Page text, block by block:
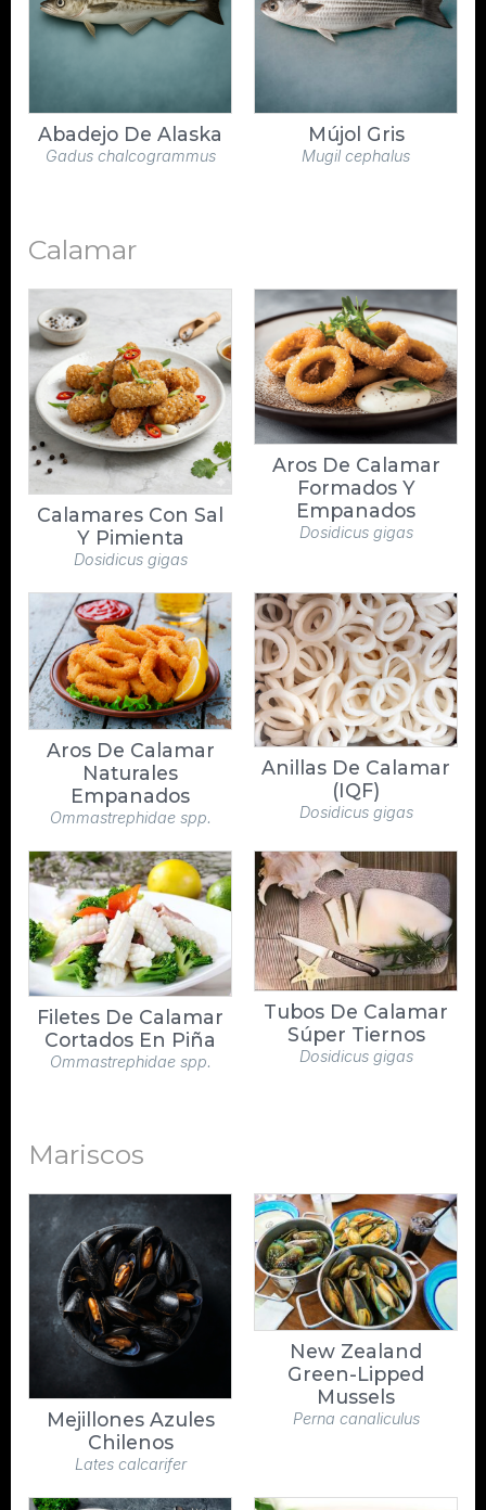
Abadejo De Alaska
Gadus chalcogrammus
Mújol Gris
Mugil cephalus
Calamar
Calamares Con Sal
Y Pimienta
Dosidicus gigas
Aros De Calamar
Formados Y
Empanados
Dosidicus gigas
Aros De Calamar
Naturales
Empanados
Ommastrephidae spp.
Anillas De Calamar
(IQF)
Dosidicus gigas
Filetes De Calamar
Cortados En Piña
Ommastrephidae spp.
Tubos De Calamar
Súper Tiernos
Dosidicus gigas
Mariscos
Mejillones Azules
Chilenos
Lates calcarifer
New Zealand
Green-Lipped
Mussels
Perna canaliculus